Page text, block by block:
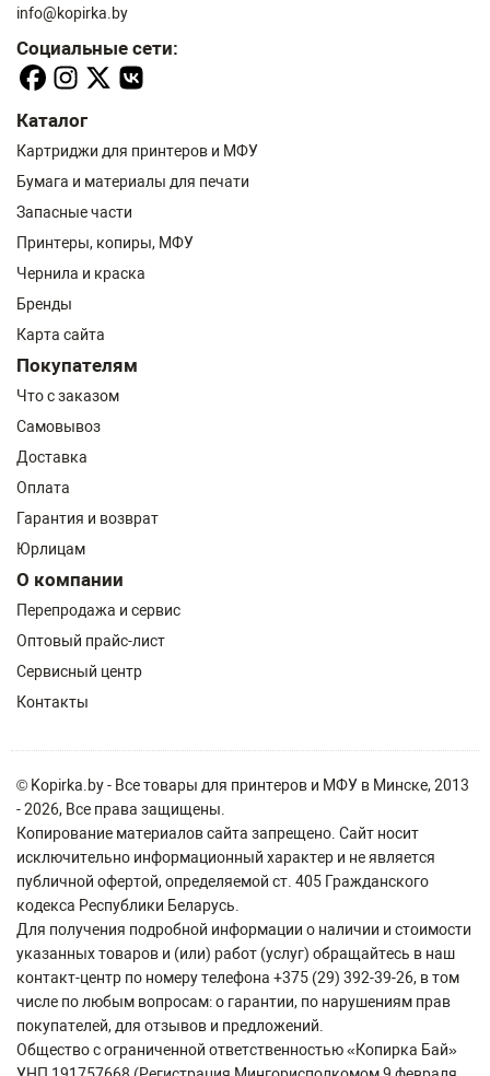
info@kopirka.by
Социальные сети:
Каталог
Картриджи для принтеров и МФУ
Бумага и материалы для печати
Запасные части
Принтеры, копиры, МФУ
Чернила и краска
Бренды
Карта сайта
Покупателям
Что с заказом
Самовывоз
Доставка
Оплата
Гарантия и возврат
Юрлицам
О компании
Перепродажа и сервис
Оптовый прайс-лист
Сервисный центр
Контакты
© Kopirka.by - Все товары для принтеров и МФУ в Минске, 2013
- 2026, Все права защищены.
Копирование материалов сайта запрещено. Сайт носит
исключительно информационный характер и не является
публичной офертой, определяемой ст. 405 Гражданского
кодекса Республики Беларусь.
Для получения подробной информации о наличии и стоимости
указанных товаров и (или) работ (услуг) обращайтесь в наш
контакт-центр по номеру телефона +375 (29) 392-39-26, в том
числе по любым вопросам: о гарантии, по нарушениям прав
покупателей, для отзывов и предложений.
Общество с ограниченной ответственностью «Копирка Бай»